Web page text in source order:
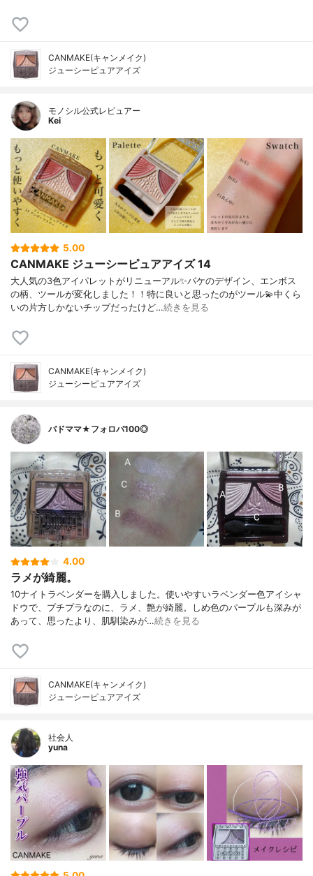
CANMAKE(キャンメイク)
ジューシーピュアアイズ
モノシル公式レビュアー
Kei
5.00
CANMAKE ジューシーピュアアイズ 14
大人気の3色アイパレットがリニューアル✨パケのデザイン、エンボス
の柄、ツールが変化しました！！特に良いと思ったのがツール💫中くら
いの片方しかないチップだったけど…続きを見る
CANMAKE(キャンメイク)
ジューシーピュアアイズ
バドママ★フォロバ100◎
4.00
ラメが綺麗。
10ナイトラベンダーを購入しました。使いやすいラベンダー色アイシャ
ドウで、プチプラなのに、ラメ、艶が綺麗。しめ色のパープルも深みが
あって、思ったより、肌馴染みが…続きを見る
CANMAKE(キャンメイク)
ジューシーピュアアイズ
社会人
yuna